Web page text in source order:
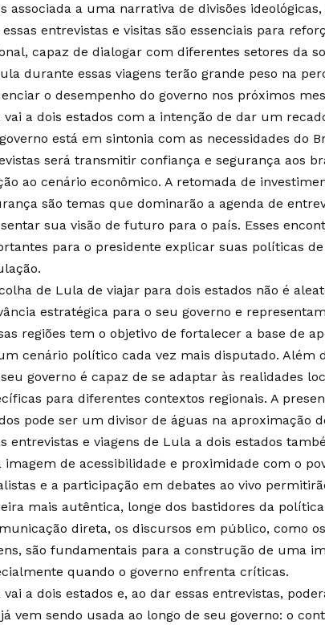
associada a uma narrativa de divisões
essas entrevistas e visitas são essenciais para
capaz de dialogar com diferentes setores da
durante essas viagens terão grande peso na
o desempenho do governo nos próximos
vai a dois estados com a intenção de dar um
está em sintonia com as necessidades do
será transmitir confiança e segurança aos
ao cenário econômico. A retomada de
são temas que dominarão a agenda de
sua visão de futuro para o país. Esses
para o presidente explicar suas políticas
de Lula de viajar para dois estados não é
estratégica para o seu governo e
regiões tem o objetivo de fortalecer a base de
cenário político cada vez mais disputado. Além
governo é capaz de se adaptar às realidades
para diferentes contextos regionais. A
pode ser um divisor de águas na aproximação
entrevistas e viagens de Lula a dois estados
imagem de acessibilidade e proximidade com o
e a participação em debates ao vivo
mais autêntica, longe dos bastidores da
direta, os discursos em público, como
são fundamentais para a construção de uma
quando o governo enfrenta críticas.
vai a dois estados e, ao dar essas entrevistas,
vem sendo usada ao longo de seu governo: o